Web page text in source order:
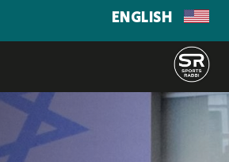
ENGLISH